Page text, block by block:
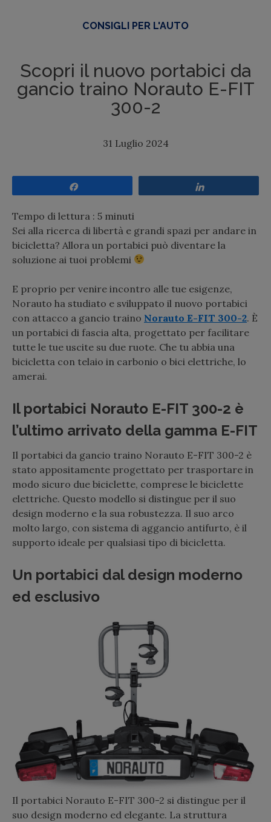
CONSIGLI PER L'AUTO
Scopri il nuovo portabici da
gancio traino Norauto E-FIT
300-2
31 Luglio 2024
Tempo di lettura : 5 minuti
Sei alla ricerca di libertà e grandi spazi per andare in
bicicletta? Allora un portabici può diventare la
soluzione ai tuoi problemi
E proprio per venire incontro alle tue esigenze,
Norauto ha studiato e sviluppato il nuovo portabici
con attacco a gancio traino Norauto E-FIT 300-2. È
un portabici di fascia alta, progettato per facilitare
tutte le tue uscite su due ruote. Che tu abbia una
bicicletta con telaio in carbonio o bici elettriche, lo
amerai.
Il portabici Norauto E-FIT 300-2 è
l’ultimo arrivato della gamma E-FIT
Il portabici da gancio traino Norauto E-FIT 300-2 è
stato appositamente progettato per trasportare in
modo sicuro due biciclette, comprese le biciclette
elettriche. Questo modello si distingue per il suo
design moderno e la sua robustezza. Il suo arco
molto largo, con sistema di aggancio antifurto, è il
supporto ideale per qualsiasi tipo di bicicletta.
Un portabici dal design moderno
ed esclusivo
Il portabici Norauto E-FIT 300-2 si distingue per il
suo design moderno ed elegante. La struttura